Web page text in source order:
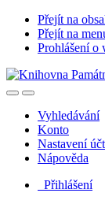
Přejít na
Přejít na
Prohlášení o
Vyhledávání
Konto
Nastavení
Nápověda
Přihlášení